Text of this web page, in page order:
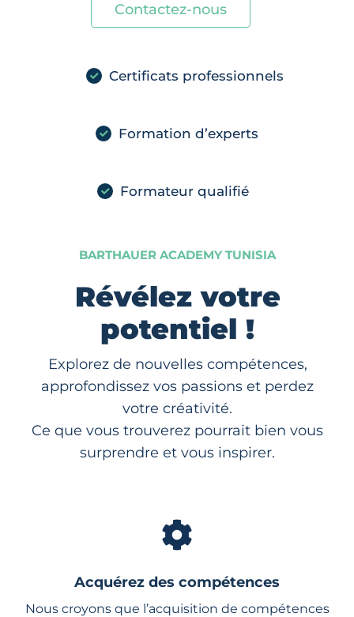
Contactez-nous
Certificats professionnels
Formation d’experts
Formateur qualifié
BARTHAUER ACADEMY TUNISIA
Révélez votre
potentiel !
Explorez de nouvelles compétences,
approfondissez vos passions et perdez
votre créativité.
Ce que vous trouverez pourrait bien vous
surprendre et vous inspirer.
Acquérez des compétences
Nous croyons que l’acquisition de compétences